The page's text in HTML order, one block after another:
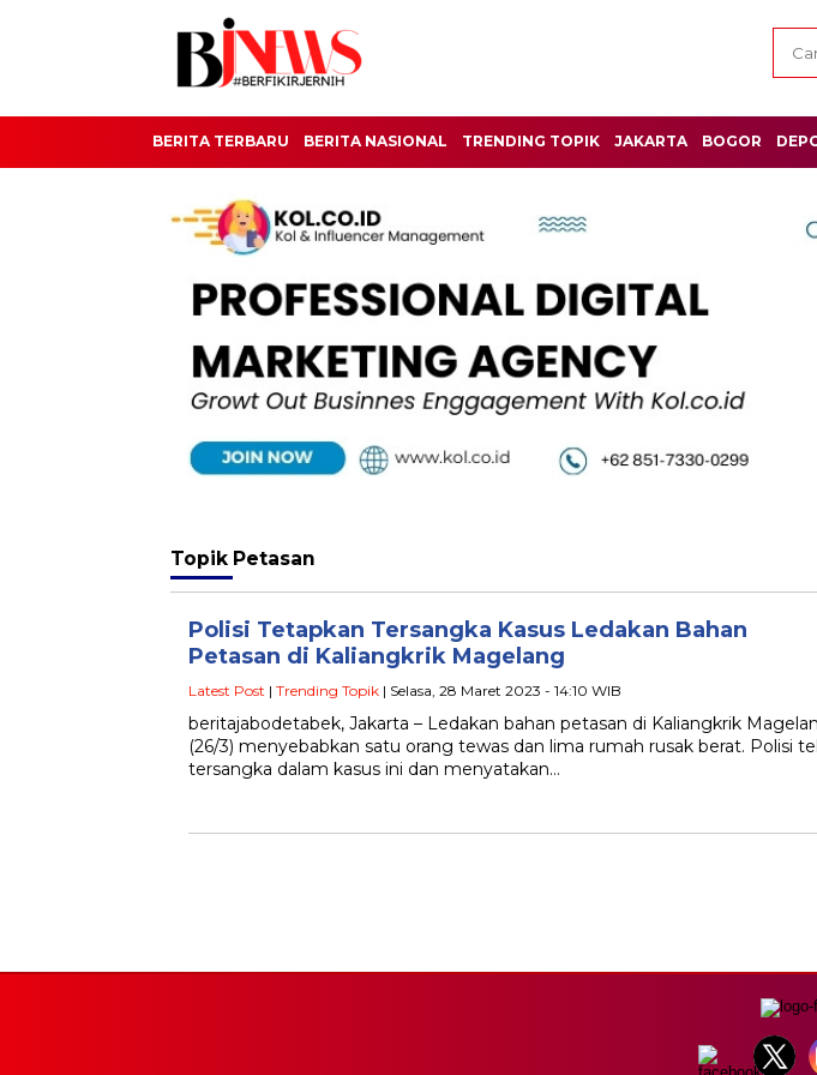
BERITA TERBARU BERITA NASIONAL TRENDING TOPIK JAKARTA BOGOR
Topik Petasan
Polisi Tetapkan Tersangka Kasus Ledakan Bahan
Petasan di Kaliangkrik Magelang
Latest Post | Trending Topik | Selasa, 28 Maret 2023 - 14:10 WIB
beritajabodetabek, Jakarta – Ledakan bahan petasan di Kaliangkrik
(26/3) menyebabkan satu orang tewas dan lima rumah rusak berat. Polisi
tersangka dalam kasus ini dan menyatakan…